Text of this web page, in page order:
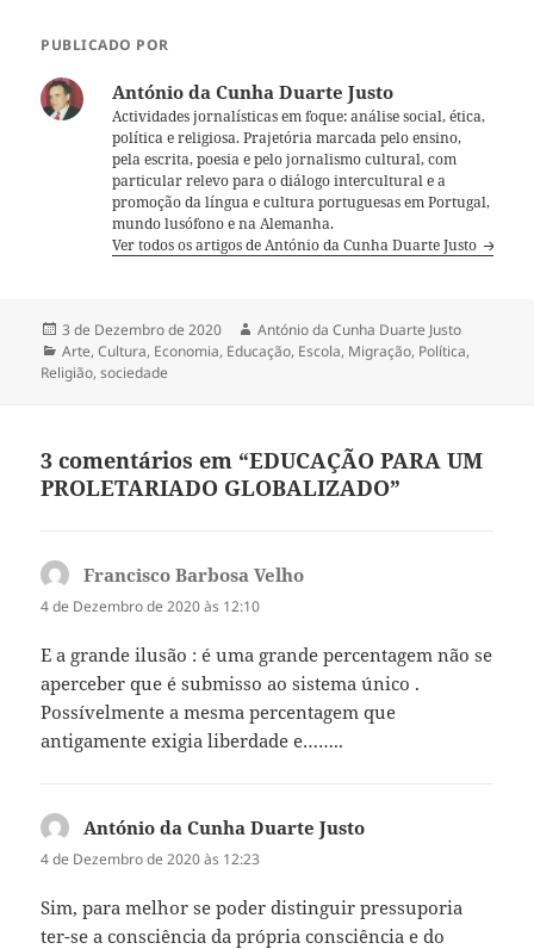
PUBLICADO POR
António da Cunha Duarte Justo
Actividades jornalísticas em foque: análise social, ética,
política e religiosa. Prajetória marcada pelo ensino,
pela escrita, poesia e pelo jornalismo cultural, com
particular relevo para o diálogo intercultural e a
promoção da língua e cultura portuguesas em Portugal,
mundo lusófono e na Alemanha.
Ver todos os artigos de António da Cunha Duarte Justo
Publicado
a
3 de Dezembro de 2020 Autor
António da Cunha Duarte Justo
Categorias
Arte,Cultura, Economia, Educação, Escola, Migração, Política,
Religião,sociedade
3 comentários em “EDUCAÇÃO PARA UM
PROLETARIADO GLOBALIZADO”
Francisco Barbosa Velho
4 de Dezembro de 2020 às 12:10
E a grande ilusão : é uma grande percentagem não se
aperceber que é submisso ao sistema único .
Possívelmente a mesma percentagem que
antigamente exigia liberdade e……..
António da Cunha Duarte Justo
4 de Dezembro de 2020 às 12:23
Sim, para melhor se poder distinguir pressuporia
ter-se a consciência da própria consciência e do